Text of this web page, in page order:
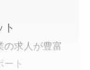
ト
の求人が豊富
ート